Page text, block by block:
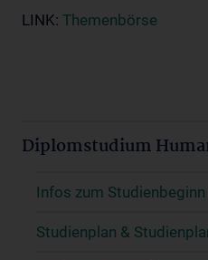
LINK: Themenbörse
Diplomstudium
Infos zum Studienbeginn
Studienplan &